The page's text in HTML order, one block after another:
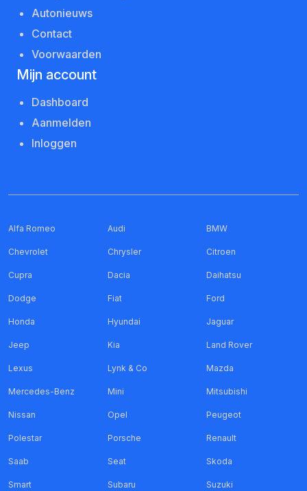
Autonieuws
Contact
Voorwaarden
Mijn account
Dashboard
Aanmelden
Inloggen
Alfa Romeo Audi BMW
Chevrolet Chrysler Citroen
Cupra Dacia Daihatsu
Dodge Fiat Ford
Honda Hyundai Jaguar
Jeep Kia Land Rover
Lexus Lynk & Co Mazda
Mercedes-Benz Mini Mitsubishi
Nissan Opel Peugeot
Polestar Porsche Renault
Saab Seat Skoda
Smart Subaru Suzuki